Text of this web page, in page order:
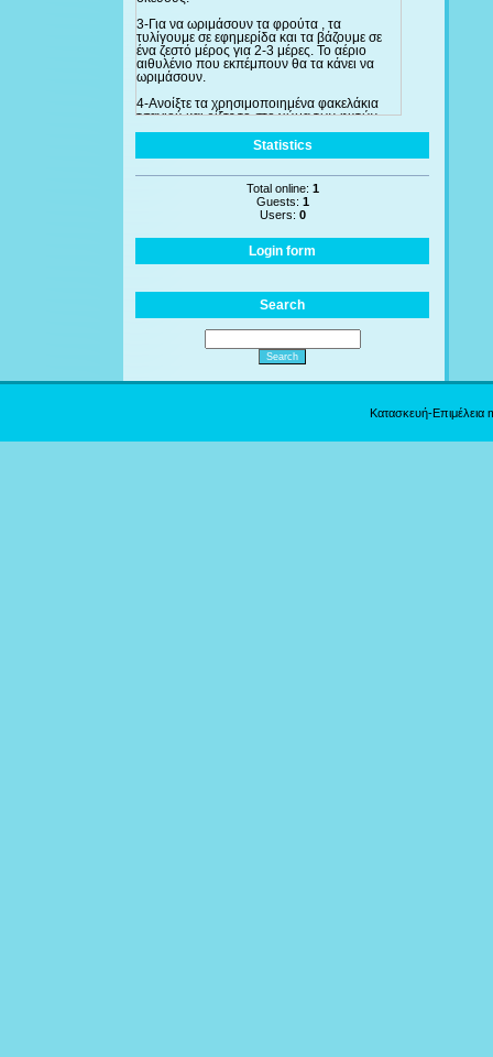
3-Για να ωριμάσουν τα φρούτα , τα
τυλίγουμε σε εφημερίδα και τα βάζουμε σε
ένα ζεστό μέρος για 2-3 μέρες. Το αέριο
αιθυλένιο που εκπέμπουν θα τα κάνει να
ωριμάσουν.
4-Ανοίξτε τα χρησιμοποιημένα φακελάκια
τσαγιού και ρίξτε το στο χώμα των φυτών
σας για να απορροφήσουν όλες τις
θρεπτικές ουσίες. Χρησιμοποιείστε το ειδικά
στις τριανταφυλλιές και τις φτέρες. Ακόμα και
δύο φορές την ημέρα θα βρουν γρήγορα την
Statistics
Total online: 1
Guests: 1
Users: 0
Login form
Search
Κατασκευή-